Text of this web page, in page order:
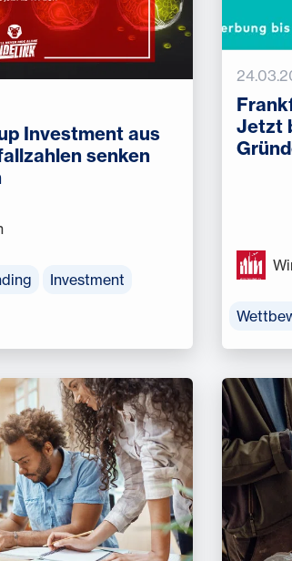
Investment aus
senken
Investment
Jetzt